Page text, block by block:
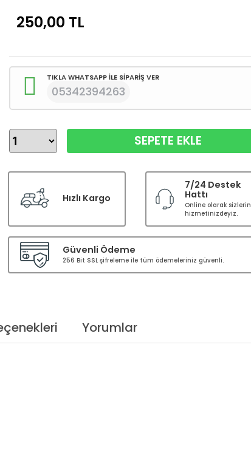
250,00 TL
TIKLA WHATSAPP İLE SİPARİŞ VER
05342394263
SEPETE EKLE
Hızlı Kargo
7/24 Destek
Hattı
Online olarak sizlerin
hizmetinizdeyiz.
Güvenli Ödeme
256 Bit SSL şifreleme ile tüm ödemeleriniz güvenli.
Yorumlar